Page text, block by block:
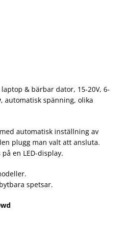
& bärbar dator, 15-20V, 6-
, automatisk spänning, olika
automatisk inställning av
plugg man valt att ansluta.
en LED-display.
spetsar.